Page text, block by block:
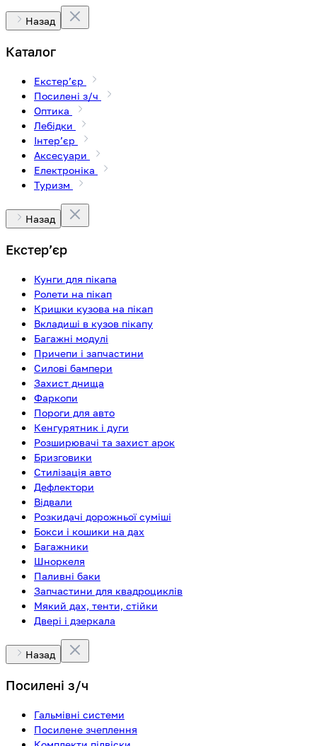
Назад
Каталог
Екстерʼєр
Посилені з/ч
Оптика
Лебідки
Інтерʼєр
Аксесуари
Електроніка
Туризм
Назад
Екстерʼєр
Кунги для пікапа
Ролети на пікап
Кришки кузова на пікап
Вкладиші в кузов пікапу
Багажні модулі
Причепи і запчастини
Силові бампери
Захист днища
Фаркопи
Пороги для авто
Кенгурятник і дуги
Розширювачі та захист арок
Бризговики
Стилізація авто
Дефлектори
Відвали
Розкидачі дорожньої суміші
Бокси і кошики на дах
Багажники
Шноркеля
Паливні баки
Запчастини для квадроциклів
Мякий дах, тенти, стійки
Двері і дзеркала
Назад
Посилені з/ч
Гальмівні системи
Посилене зчеплення